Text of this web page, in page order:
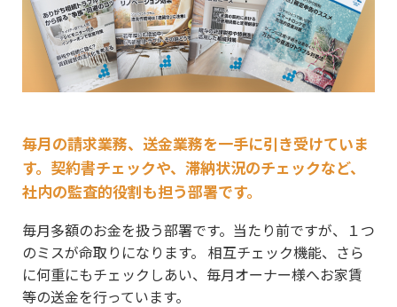
毎月の請求業務、送金業務を一手に引き受けていま
す。契約書チェックや、滞納状況のチェックなど、
社内の監査的役割も担う部署です。
毎月多額のお金を扱う部署です。当たり前ですが、１つ
のミスが命取りになります。 相互チェック機能、さら
に何重にもチェックしあい、毎月オーナー様へお家賃
等の送金を行っています。